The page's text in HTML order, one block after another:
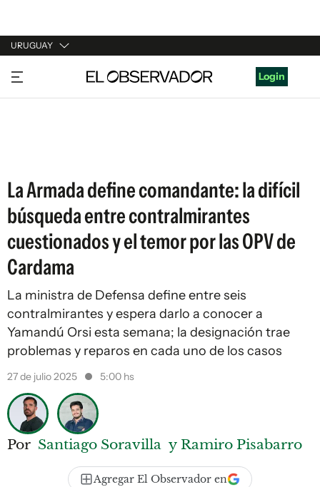
URUGUAY
URUGUAY
ARGENTINA
Login
La Armada define comandante: la difícil
búsqueda entre contralmirantes
cuestionados y el temor por las OPV de
Cardama
La ministra de Defensa define entre seis
contralmirantes y espera darlo a conocer a
Yamandú Orsi esta semana; la designación trae
problemas y reparos en cada uno de los casos
27 de julio 2025 5:00 hs
Por Santiago Soravilla y Ramiro Pisabarro
Agregar El Observador en